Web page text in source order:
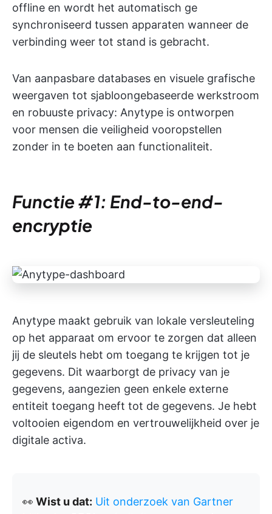
offline en wordt het automatisch ge
synchroniseerd tussen apparaten wanneer de
verbinding weer tot stand is gebracht.
Van aanpasbare databases en visuele grafische
weergaven tot sjabloongebaseerde werkstroom
en robuuste privacy: Anytype is ontworpen
voor mensen die veiligheid vooropstellen
zonder in te boeten aan functionaliteit.
Functie #1: End-to-end-
encryptie
Anytype maakt gebruik van lokale versleuteling
op het apparaat om ervoor te zorgen dat alleen
jij de sleutels hebt om toegang te krijgen tot je
gegevens. Dit waarborgt de privacy van je
gegevens, aangezien geen enkele externe
entiteit toegang heeft tot de gegevens. Je hebt
voltooien eigendom en vertrouwelijkheid over je
digitale activa.
👀 Wist u dat: Uit onderzoek van Gartner